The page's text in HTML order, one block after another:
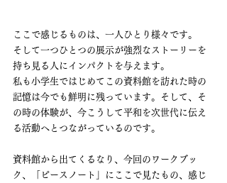
ここで感じるものは、一人ひとり様々です。
そして一つひとつの展示が強烈なストーリーを
持ち見る人にインパクトを与えます。
私も小学生ではじめてこの資料館を訪れた時の
記憶は今でも鮮明に残っています。そして、そ
の時の体験が、今こうして平和を次世代に伝え
る活動へとつながっているのです。
資料館から出てくるなり、今回のワークブッ
ク、「ピースノート」にここで見たもの、感じ